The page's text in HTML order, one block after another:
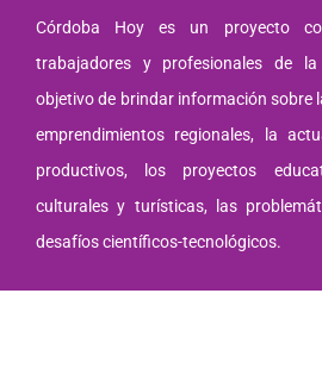
Córdoba Hoy es un proyecto
trabajadores y profesionales de
objetivo de brindar información sobre
emprendimientos regionales, la
productivos, los proyectos
culturales y turísticas, las
desafíos científicos-tecnológicos.